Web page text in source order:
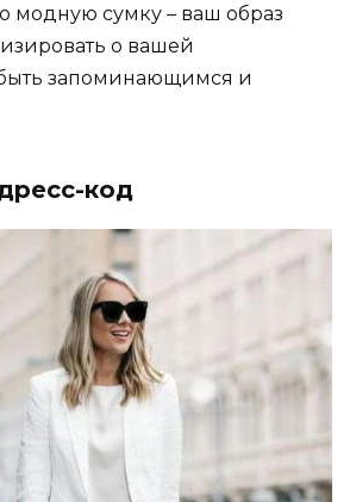
модную сумку – ваш образ
о вашей
запоминающимся и
код